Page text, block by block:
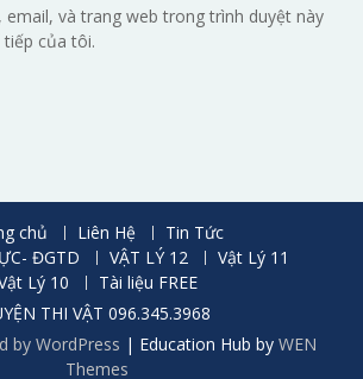
và trang web trong trình duyệt này
tiếp của tôi.
chủ Liên Hệ
Tin Tức
ĐGTD
VẬT LÝ 12
Vật Lý 11
Lý 10
Tài liệu FREE
THI VẬT 096.345.3968
by WordPress | Education Hub by WEN
Themes